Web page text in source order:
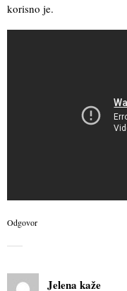
korisno je.
Odgovor
Jelena kaže